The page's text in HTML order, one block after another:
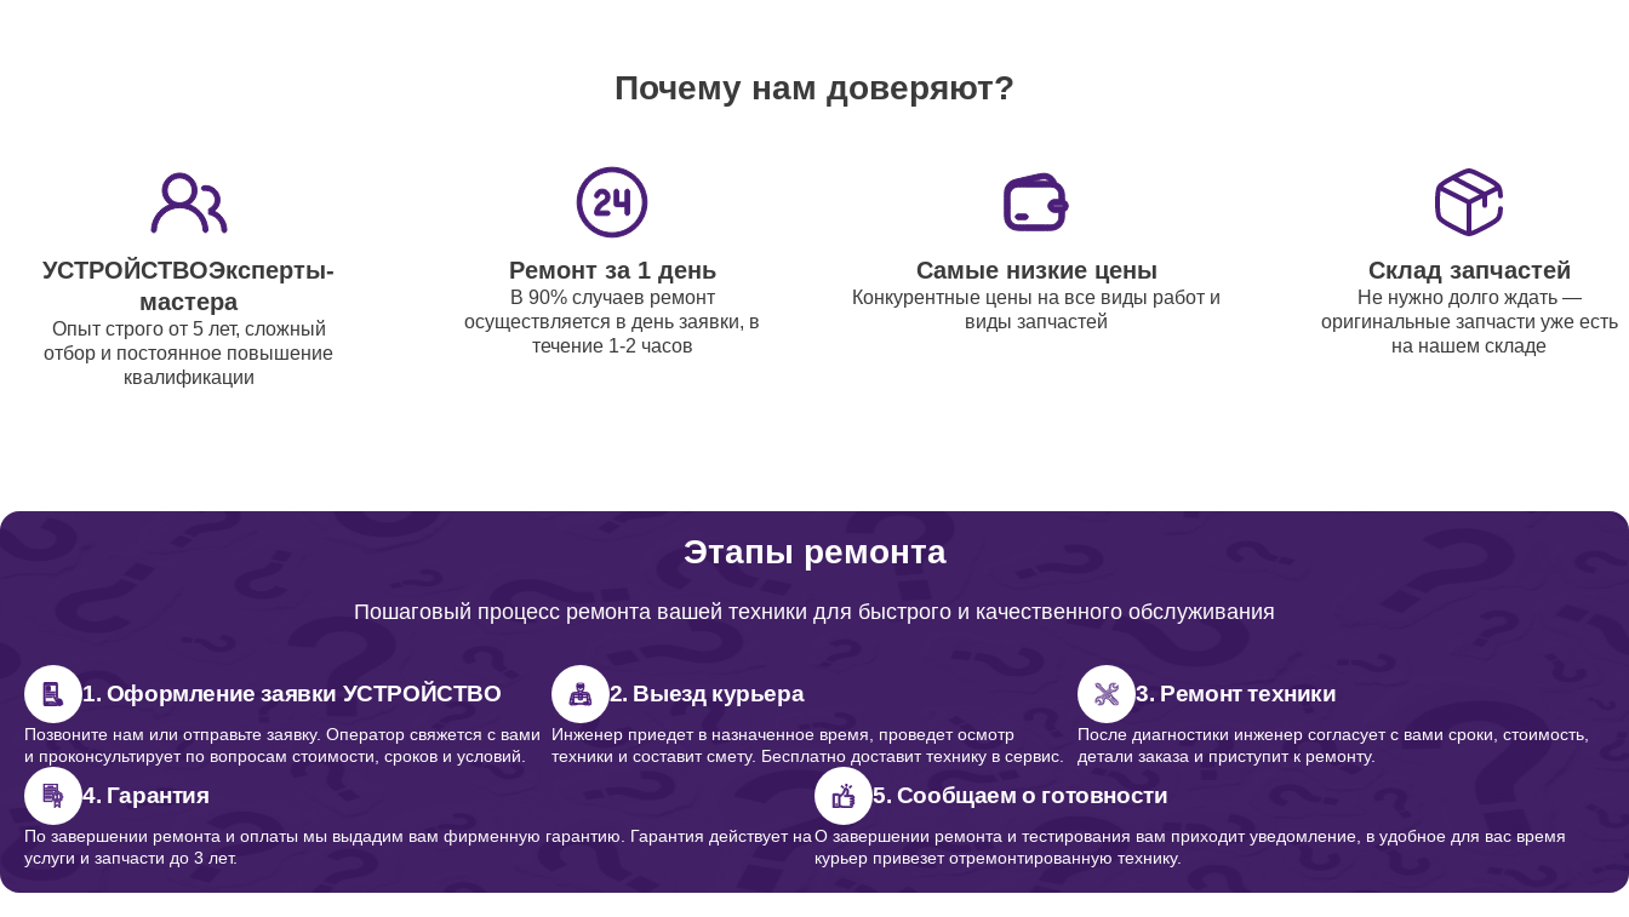
Ремонт фейдеров DJ-пультов Yamaha
Корпусный ремонт (замена резинок,
креплений, кнопок) DJ-пультов Yamaha
80
Ремонт цифровых микшерных пультов DJ-
пультов Yamaha
80 от 8800
Почему нам доверяют?
УСТРОЙСТВОЭксперты-
мастера
Опыт строго от 5 лет, сложный
отбор и постоянное повышение
квалификации
Ремонт за 1 день
В 90% случаев ремонт
осуществляется в день заявки, в
течение 1-2 часов
Самые низкие цены
Конкурентные цены на все виды работ и
виды запчастей
Склад запчастей
Не нужно долго ждать —
оригинальные запчасти уже есть
на нашем складе
Этапы ремонта
Пошаговый процесс ремонта вашей техники для быстрого и качественного обслуживания
1. Оформление заявки УСТРОЙСТВО
Позвоните нам или отправьте заявку. Оператор свяжется с вами
и проконсультирует по вопросам стоимости, сроков и условий.
2. Выезд курьера
Инженер приедет в назначенное время, проведет осмотр
техники и составит смету. Бесплатно доставит технику в сервис.
3. Ремонт техники
После диагностики инженер согласует с вами сроки, стоимость,
детали заказа и приступит к ремонту.
4. Гарантия
По завершении ремонта и оплаты мы выдадим вам фирменную гарантию. Гарантия действует на
услуги и запчасти до 3 лет.
5. Сообщаем о готовности
О завершении ремонта и тестирования вам приходит уведомление, в удобное для вас время
курьер привезет отремонтированную технику.